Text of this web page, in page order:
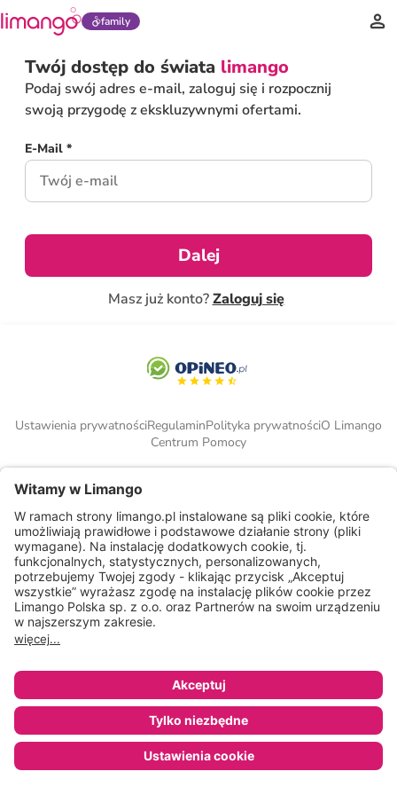
family
Twój dostęp do świata limango
Podaj swój adres e-mail, zaloguj się i rozpocznij
swoją przygodę z ekskluzywnymi ofertami.
E-Mail *
Dalej
Masz już konto?Zaloguj się
Ustawienia prywatnościRegulaminPolityka prywatnościO Limango
Centrum Pomocy